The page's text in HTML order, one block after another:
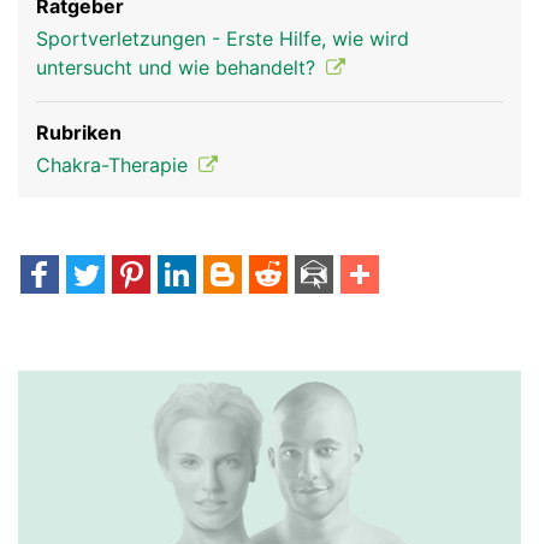
Ratgeber
Sportverletzungen - Erste Hilfe, wie wird
untersucht und wie behandelt?
Rubriken
Chakra-Therapie